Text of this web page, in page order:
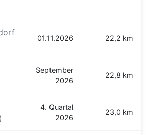
01.11.2026 22,2 km
September
2026
22,8 km
4. Quartal
2026
23,0 km